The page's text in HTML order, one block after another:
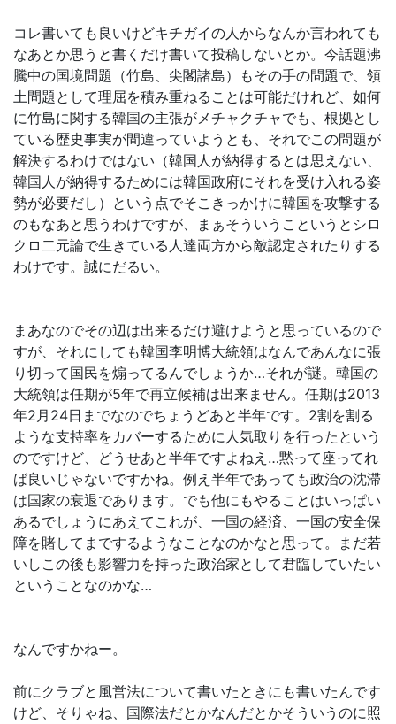
コレ書いても良いけどキチガイの人からなんか言われても
なあとか思うと書くだけ書いて投稿しないとか。今話題沸
騰中の国境問題（竹島、尖閣諸島）もその手の問題で、領
土問題として理屈を積み重ねることは可能だけれど、如何
に竹島に関する韓国の主張がメチャクチャでも、根拠とし
ている歴史事実が間違っていようとも、それでこの問題が
解決するわけではない（韓国人が納得するとは思えない、
韓国人が納得するためには韓国政府にそれを受け入れる姿
勢が必要だし）という点でそこきっかけに韓国を攻撃する
のもなあと思うわけですが、まぁそういうこというとシロ
クロ二元論で生きている人達両方から敵認定されたりする
わけです。誠にだるい。
まあなのでその辺は出来るだけ避けようと思っているので
すが、それにしても韓国李明博大統領はなんであんなに張
り切って国民を煽ってるんでしょうか…それが謎。韓国の
大統領は任期が5年で再立候補は出来ません。任期は2013
年2月24日までなのでちょうどあと半年です。2割を割る
ような支持率をカバーするために人気取りを行ったという
のですけど、どうせあと半年ですよねえ…黙って座ってれ
ば良いじゃないですかね。例え半年であっても政治の沈滞
は国家の衰退であります。でも他にもやることはいっぱい
あるでしょうにあえてこれが、一国の経済、一国の安全保
障を賭してまでするようなことなのかなと思って。まだ若
いしこの後も影響力を持った政治家として君臨していたい
ということなのかな…
なんですかねー。
前にクラブと風営法について書いたときにも書いたんです
けど、そりゃね、国際法だとかなんだとかそういうのに照